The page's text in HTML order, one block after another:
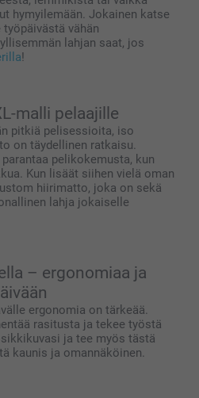
hymyilemään. Jokainen katse
vähän
lahjan saat, jos
!
malli pelaajille
pitkiä pelisessioita, iso
on täydellinen ratkaisu.
pelikokemusta, kun
Kun lisäät siihen vielä oman
hiirimatto, joka on sekä
lahja jokaiselle
– ergonomiaa ja
ergonomia on tärkeää.
rasitusta ja tekee työstä
ja tee myös tästä
kaunis ja omannäköinen.